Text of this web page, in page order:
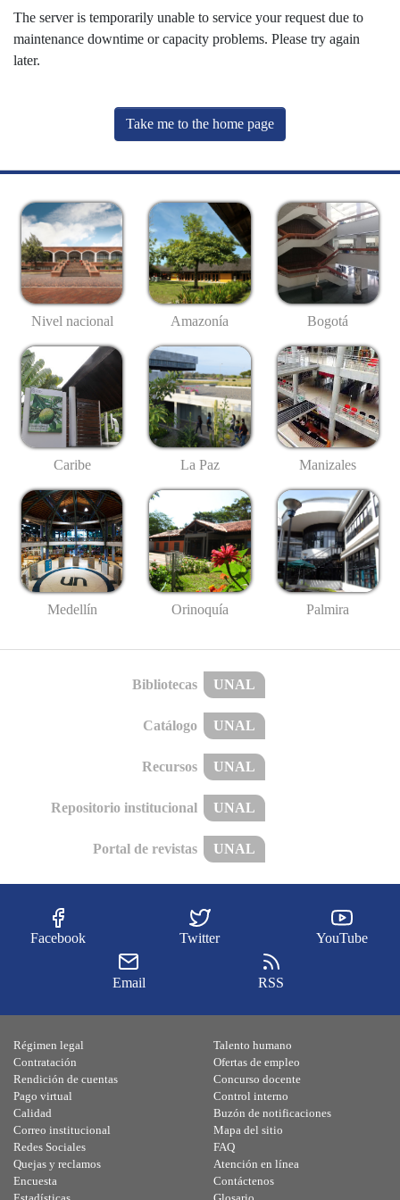
The server is temporarily unable to service your request due to
maintenance downtime or capacity problems. Please try again
later.
Take me to the home page
Nivel nacional Amazonía Bogotá
Caribe La Paz Manizales
Medellín Orinoquía Palmira
Bibliotecas UNAL
Catálogo UNAL
Recursos UNAL
Repositorio institucional UNAL
Portal de revistas UNAL
Facebook Twitter YouTube
Email RSS
Régimen legal
Contratación
Rendición de cuentas
Pago virtual
Calidad
Talento humano
Ofertas de empleo
Concurso docente
Control interno
Buzón de notificaciones
Correo institucional
Redes Sociales
Quejas y reclamos
Encuesta
Mapa del sitio
FAQ
Atención en línea
Contáctenos